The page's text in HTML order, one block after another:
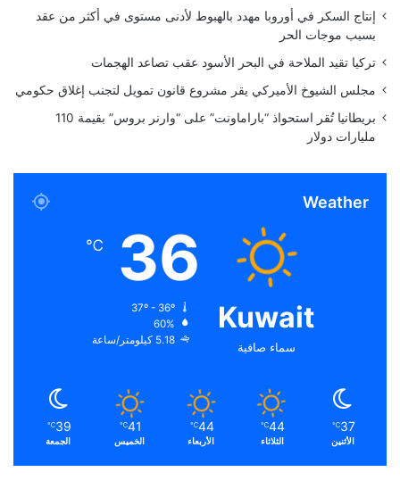
إنتاج السكر في أوروبا مهدد بالهبوط لأدنى مستوى في أكثر من عقد
بسبب موجات الحر
تركيا تقيد الملاحة في البحر الأسود عقب تصاعد الهجمات
مجلس الشيوخ الأميركي يقر مشروع قانون تمويل لتجنب إغلاق حكومي
بريطانيا تُقر استحواذ “باراماونت” على “وارنر بروس” بقيمة 110
مليارات دولار
Weather
Kuwait
سماء صافية
36
℃
60%
5.18 كيلومتر/ساعة
37
℃
الأثنين
44
℃
الثلاثاء
44
℃
الأربعاء
41
℃
الخميس
39
℃
الجمعة